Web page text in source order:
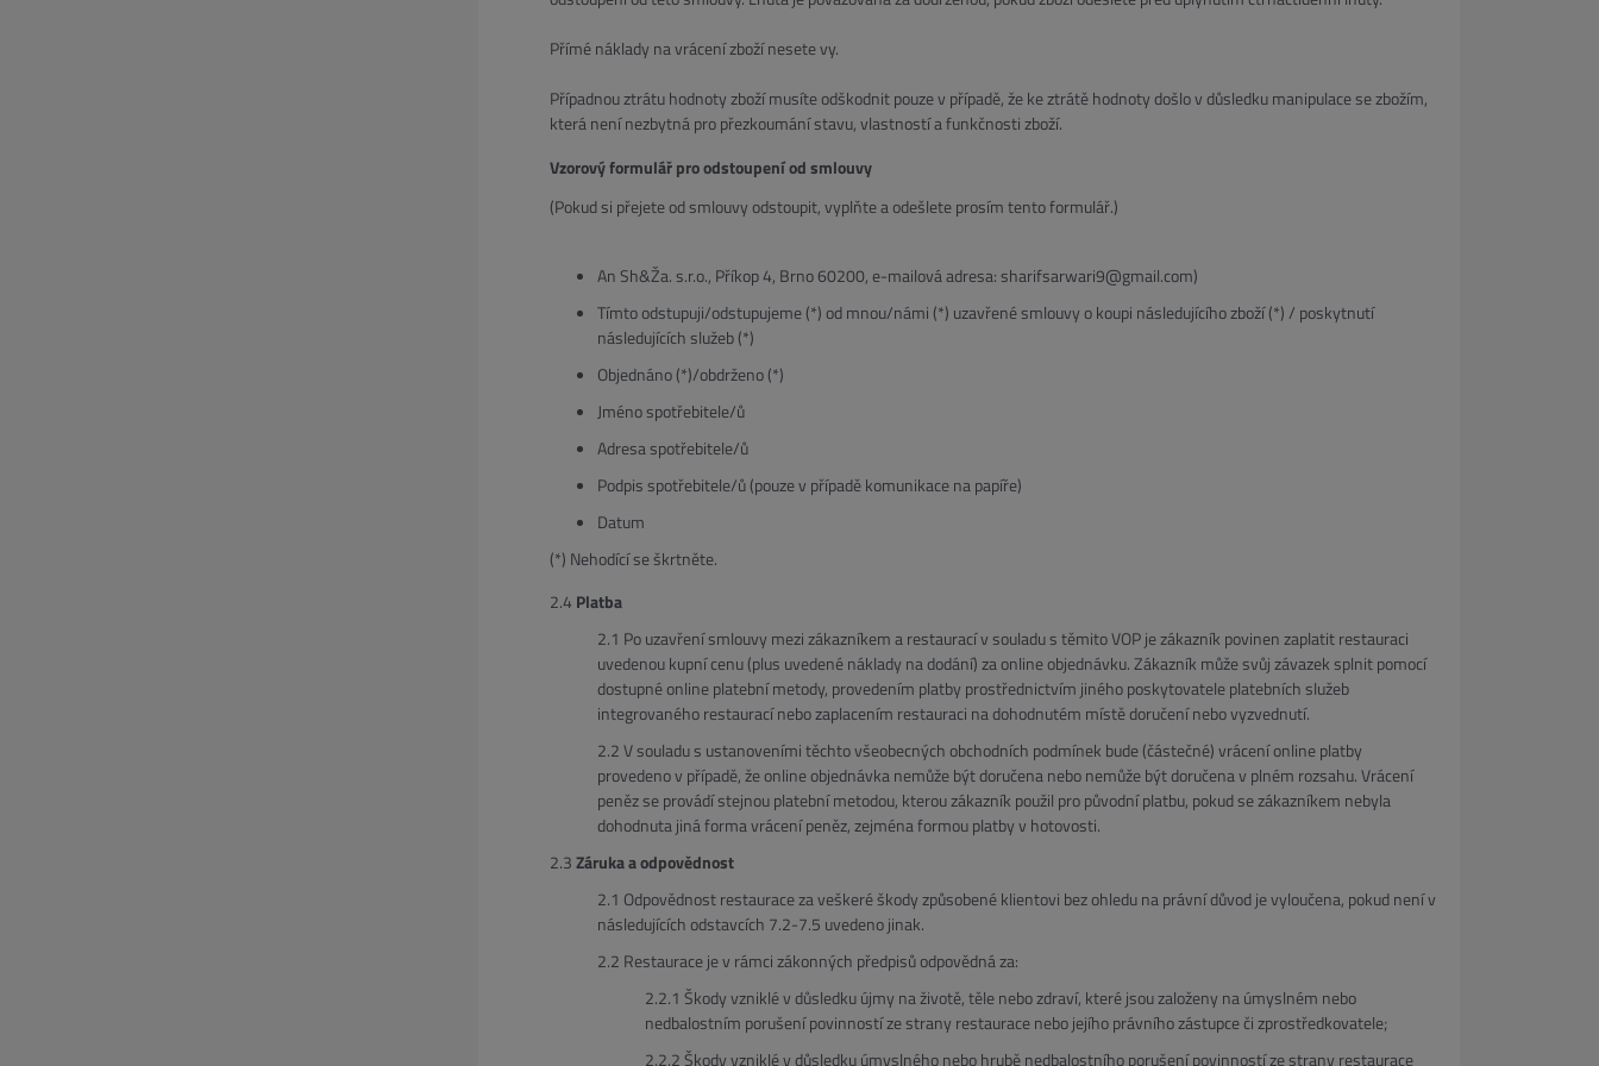
Přímé náklady na vrácení zboží nesete vy.
Případnou ztrátu hodnoty zboží musíte odškodnit pouze v případě, že ke ztrátě hodnoty došlo v důsledku manipulace se zbožím,
která není nezbytná pro přezkoumání stavu, vlastností a funkčnosti zboží.
Vzorový formulář pro odstoupení od smlouvy
(Pokud si přejete od smlouvy odstoupit, vyplňte a odešlete prosím tento formulář.)
An Sh&Ža. s.r.o., Příkop 4, Brno 60200, e-mailová adresa: sharifsarwari9@gmail.com)
Tímto odstupuji/odstupujeme (*) od mnou/námi (*) uzavřené smlouvy o koupi následujícího zboží (*) / poskytnutí
následujících služeb (*)
Objednáno (*)/obdrženo (*)
Jméno spotřebitele/ů
Adresa spotřebitele/ů
Podpis spotřebitele/ů (pouze v případě komunikace na papíře)
Datum
(*) Nehodící se škrtněte.
Platba
Po uzavření smlouvy mezi zákazníkem a restaurací v souladu s těmito VOP je zákazník povinen zaplatit restauraci
uvedenou kupní cenu (plus uvedené náklady na dodání) za online objednávku. Zákazník může svůj závazek splnit pomocí
dostupné online platební metody, provedením platby prostřednictvím jiného poskytovatele platebních služeb
integrovaného restaurací nebo zaplacením restauraci na dohodnutém místě doručení nebo vyzvednutí.
V souladu s ustanoveními těchto všeobecných obchodních podmínek bude (částečné) vrácení online platby
provedeno v případě, že online objednávka nemůže být doručena nebo nemůže být doručena v plném rozsahu. Vrácení
peněz se provádí stejnou platební metodou, kterou zákazník použil pro původní platbu, pokud se zákazníkem nebyla
dohodnuta jiná forma vrácení peněz, zejména formou platby v hotovosti.
Záruka a odpovědnost
Odpovědnost restaurace za veškeré škody způsobené klientovi bez ohledu na právní důvod je vyloučena, pokud není v
následujících odstavcích 7.2-7.5 uvedeno jinak.
Restaurace je v rámci zákonných předpisů odpovědná za:
Škody vzniklé v důsledku újmy na životě, těle nebo zdraví, které jsou založeny na úmyslném nebo
nedbalostním porušení povinností ze strany restaurace nebo jejího právního zástupce či zprostředkovatele;
Škody vzniklé v důsledku úmyslného nebo hrubě nedbalostního porušení povinností ze strany restaurace